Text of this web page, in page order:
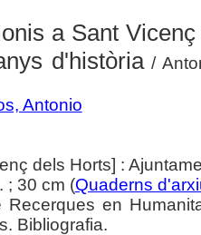
a Sant
d'història/
Antonio
dels Horts] :
; 30 cm (Quaderns
Recerques en
Bibliografia.